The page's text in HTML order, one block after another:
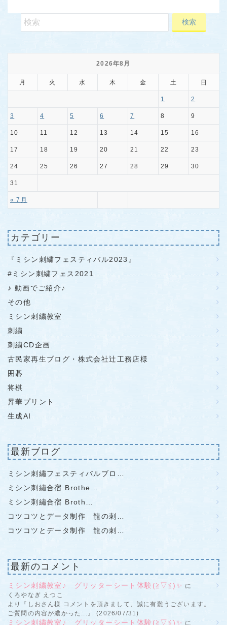
2026年8月
月 火 水 木 金 土 日
« 7月
1 2
3 4 5 6 7 8 9
10 11 12 13 14 15 16
17 18 19 20 21 22 23
24 25 26 27 28 29 30
31
カテゴリー
『ミシン刺繍フェスティバル2023』
#ミシン刺繍フェス2021
♪ 動画でご紹介♪
その他
ミシン刺繍教室
刺繍
刺繍CD企画
古民家再生ブログ・株式会社辻工務店様
囲碁
将棋
昇華プリント
生成AI
最新ブログ
ミシン刺繡フェスティバルブロ…
ミシン刺繡合宿 Brothe…
ミシン刺繡合宿 Broth…
コツコツとデータ制作 龍の刺…
コツコツとデータ制作 龍の刺…
最新のコメント
ミシン刺繍教室♪ グリッターシート体験(≧▽≦)✨ に
くろやなぎ えつこ
より『しおさん様 コメントを頂きまして、誠に有難うございます。
ご質問の内容が濃かった...』 (2026/07/31)
ミシン刺繍教室♪ グリッターシート体験(≧▽≦)✨ に